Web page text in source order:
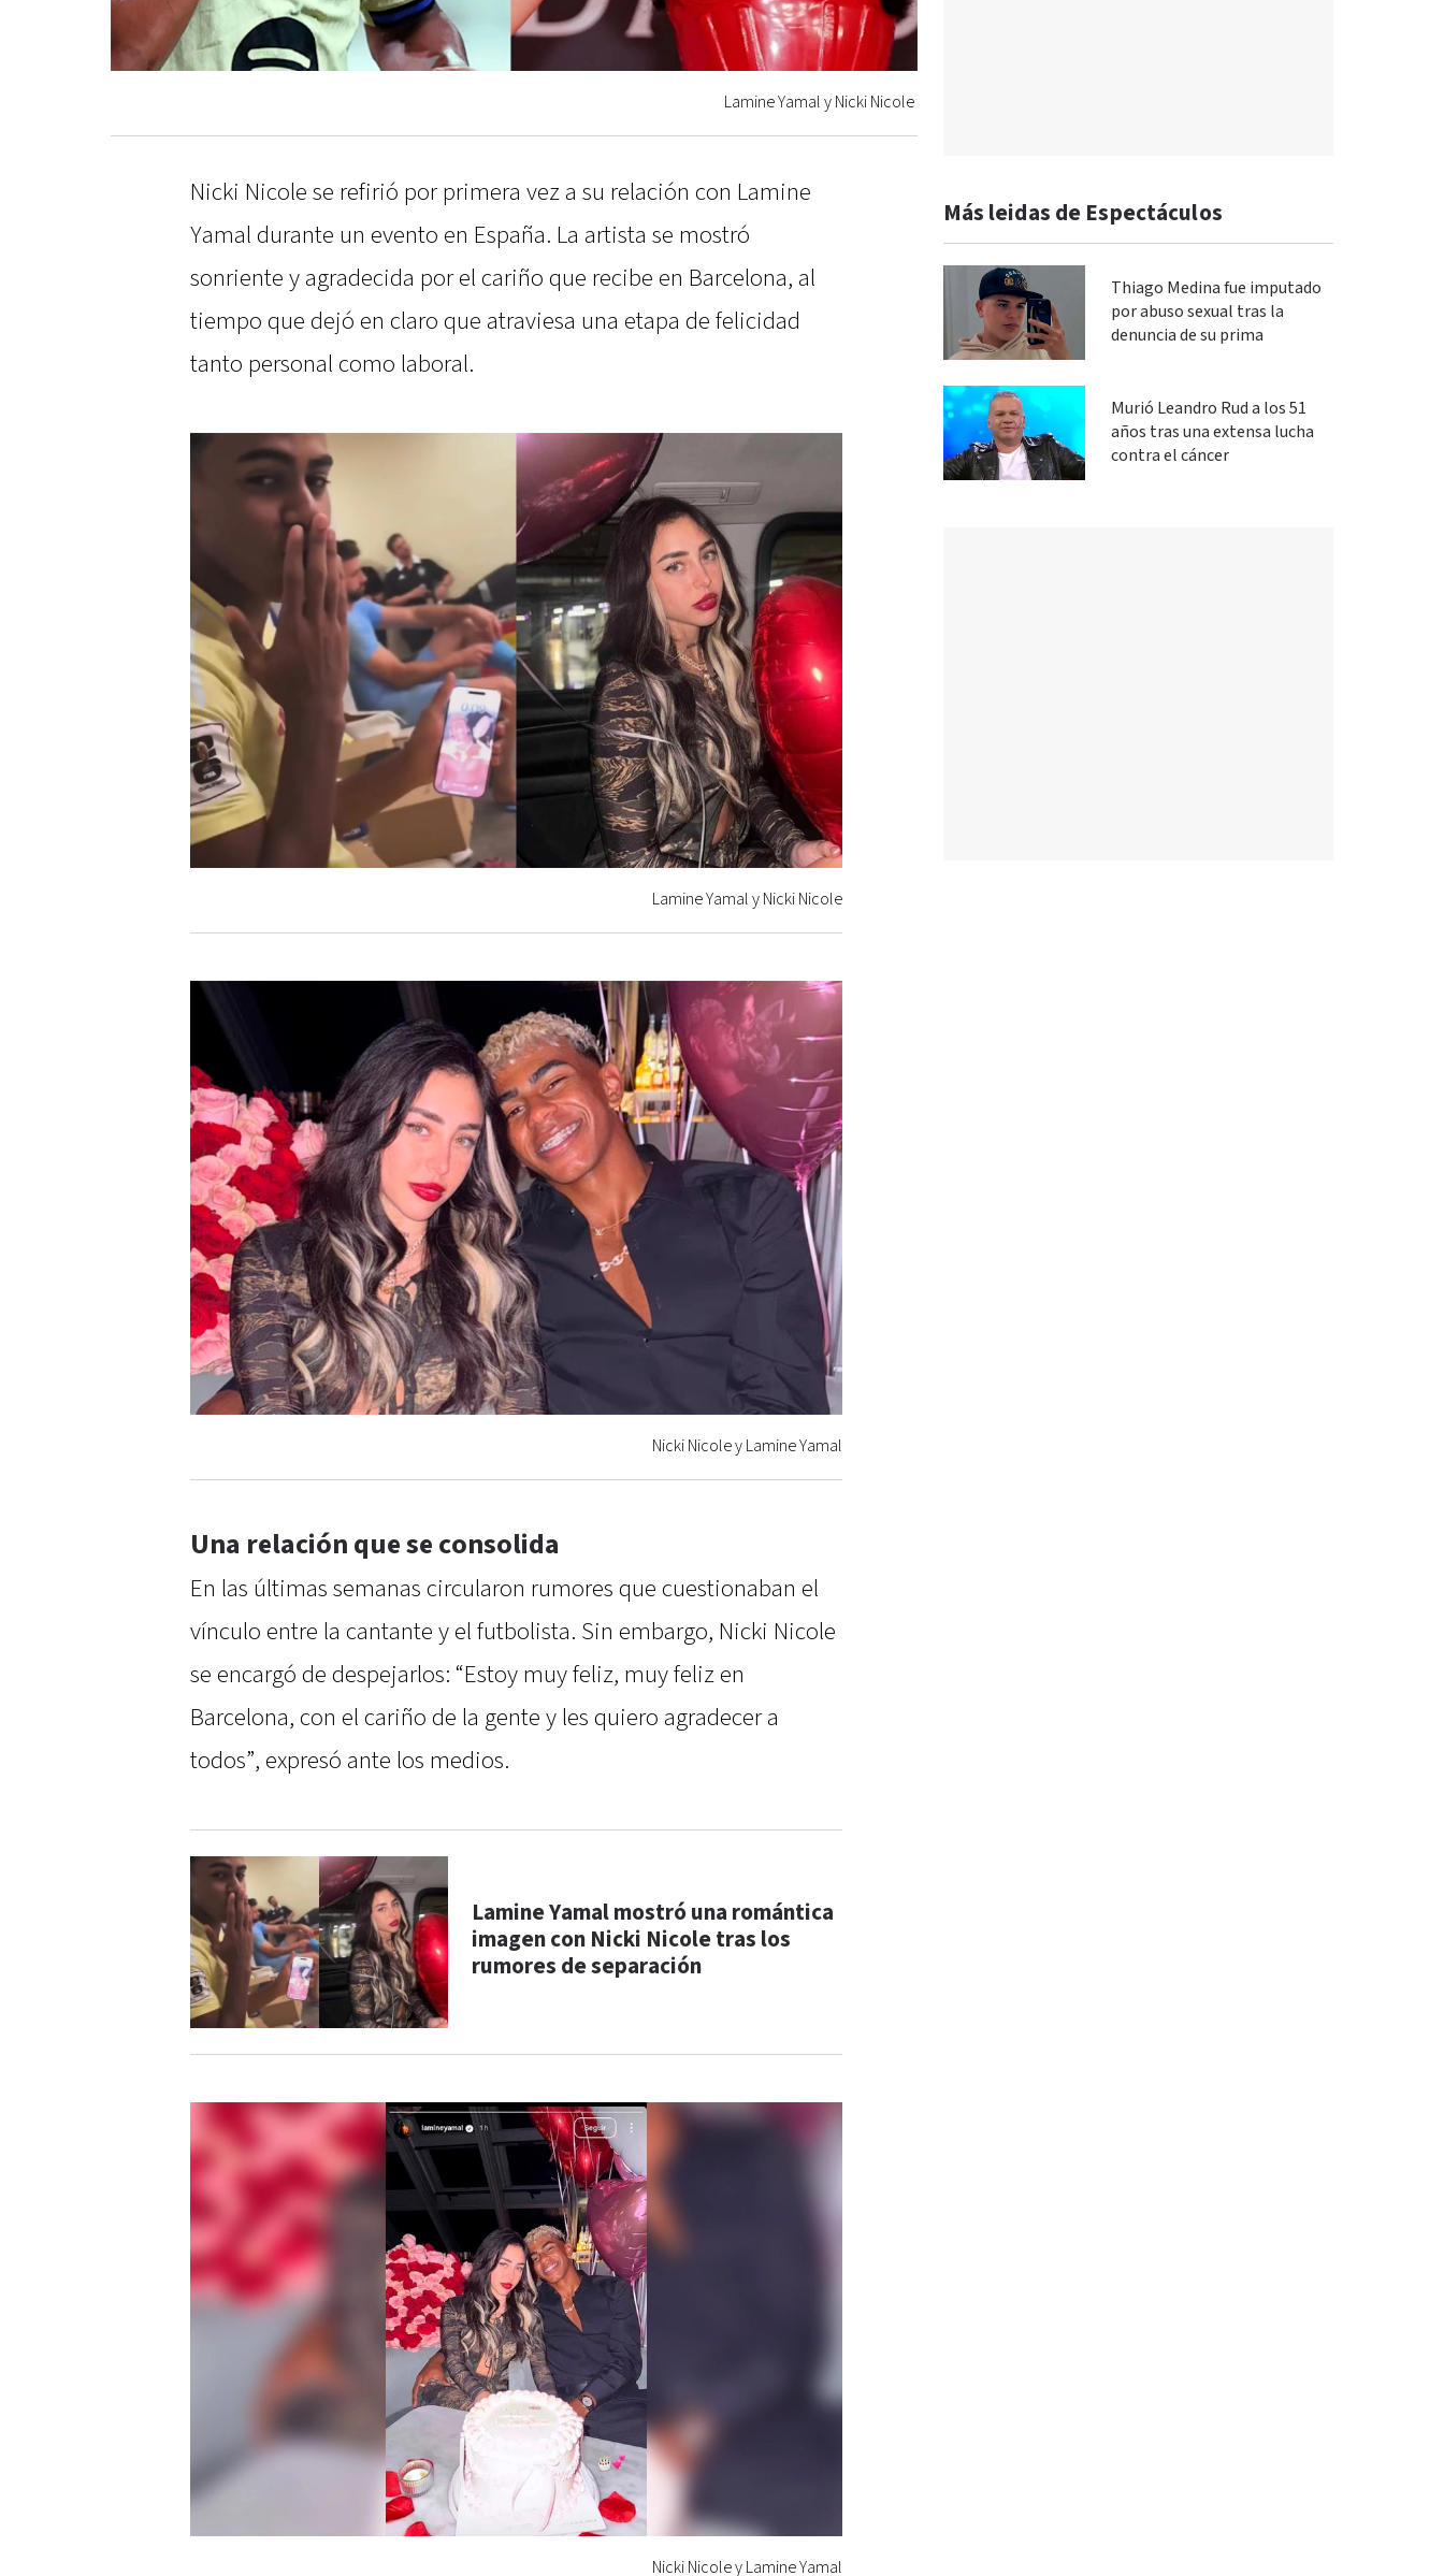
Lamine Yamal y Nicki Nicole
Nicki Nicole se refirió por primera vez a su relación con Lamine
Yamal durante un evento en España. La artista se mostró
sonriente y agradecida por el cariño que recibe en Barcelona, al
tiempo que dejó en claro que atraviesa una etapa de felicidad
tanto personal como laboral.
Lamine Yamal y Nicki Nicole
Nicki Nicole y Lamine Yamal
Una relación que se consolida
En las últimas semanas circularon rumores que cuestionaban el
vínculo entre la cantante y el futbolista. Sin embargo, Nicki Nicole
se encargó de despejarlos: “Estoy muy feliz, muy feliz en
Barcelona, con el cariño de la gente y les quiero agradecer a
todos”, expresó ante los medios.
Lamine Yamal mostró una romántica
imagen con Nicki Nicole tras los
rumores de separación
Nicki Nicole y Lamine Yamal
Más leidas de Espectáculos
Thiago Medina fue imputado
por abuso sexual tras la
denuncia de su prima
Murió Leandro Rud a los 51
años tras una extensa lucha
contra el cáncer